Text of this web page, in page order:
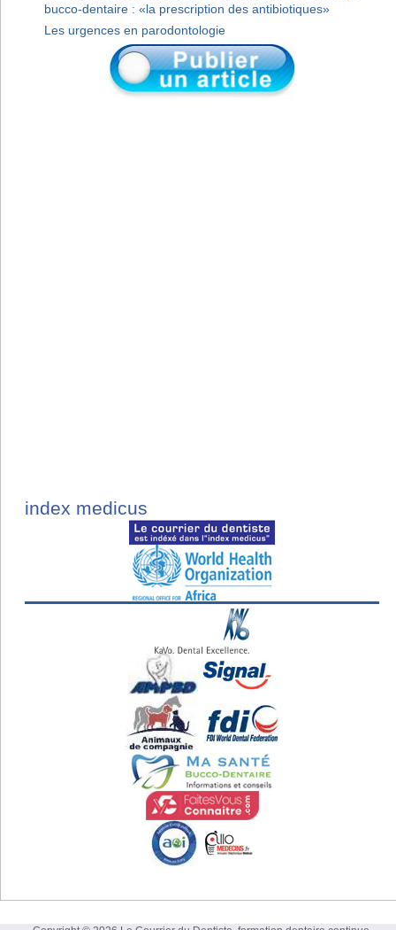
bucco-dentaire : «la prescription des antibiotiques»
Les urgences en parodontologie
index medicus